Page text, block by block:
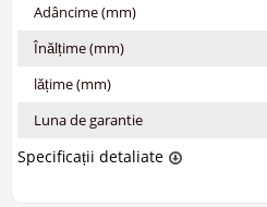
Adâncime (mm)
Înălțime (mm)
lățime (mm)
Luna de garantie
Specificații detaliate